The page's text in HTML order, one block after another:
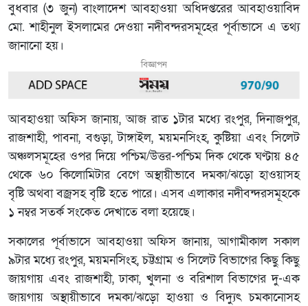
বুধবার (৩ জুন) বাংলাদেশ আবহাওয়া অধিদপ্তরের আবহাওয়াবিদ
মো. শাহীনুল ইসলামের দেওয়া নদীবন্দরসমূহের পূর্বাভাসে এ তথ্য
জানানো হয়।
বিজ্ঞাপন
আবহাওয়া অফিস জানায়, আজ রাত ১টার মধ্যে রংপুর, দিনাজপুর,
রাজশাহী, পাবনা, বগুড়া, টাঙ্গাইল, ময়মনসিংহ, কুষ্টিয়া এবং সিলেট
অঞ্চলসমূহের ওপর দিয়ে পশ্চিম/উত্তর-পশ্চিম দিক থেকে ঘণ্টায় ৪৫
থেকে ৬০ কিলোমিটার বেগে অস্থায়ীভাবে দমকা/ঝড়ো হাওয়াসহ
বৃষ্টি অথবা বজ্রসহ বৃষ্টি হতে পারে। এসব এলাকার নদীবন্দরসমূহকে
১ নম্বর সতর্ক সংকেত দেখাতে বলা হয়েছে।
সকালের পূর্বাভাসে আবহাওয়া অফিস জানায়, আগামীকাল সকাল
৯টার মধ্যে রংপুর, ময়মনসিংহ, চট্টগ্রাম ও সিলেট বিভাগের কিছু কিছু
জায়গায় এবং রাজশাহী, ঢাকা, খুলনা ও বরিশাল বিভাগের দু-এক
জায়গায় অস্থায়ীভাবে দমকা/ঝড়ো হাওয়া ও বিদ্যুৎ চমকানোসহ